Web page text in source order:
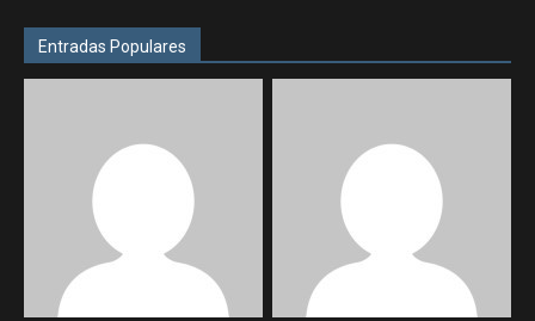
Entradas Populares